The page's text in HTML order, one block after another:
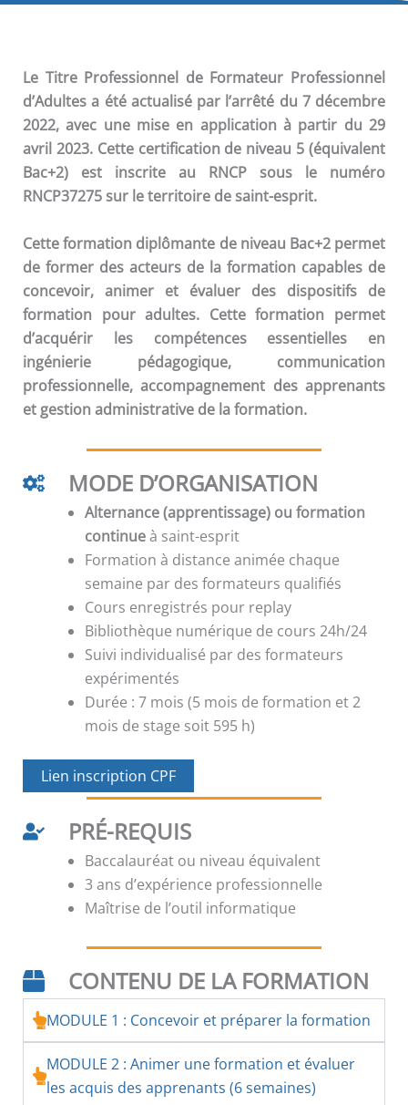
Le Titre Professionnel de Formateur Professionnel
d’Adultes a été actualisé par l’arrêté du 7 décembre
2022, avec une mise en application à partir du 29
avril 2023. Cette certification de niveau 5 (équivalent
Bac+2) est inscrite au RNCP sous le numéro
RNCP37275 sur le territoire de saint-esprit.
Cette formation diplômante de niveau Bac+2 permet
de former des acteurs de la formation capables de
concevoir, animer et évaluer des dispositifs de
formation pour adultes. Cette formation permet
d’acquérir les compétences essentielles en
ingénierie pédagogique, communication
professionnelle, accompagnement des apprenants
et gestion administrative de la formation.
MODE D’ORGANISATION
Alternance (apprentissage) ou formation
continueà saint-esprit
Formation à distance animée chaque
semaine par des formateurs qualifiés
Cours enregistrés pour replay
Bibliothèque numérique de cours 24h/24
Suivi individualisé par des formateurs
expérimentés
Durée : 7 mois (5 mois de formation et 2
mois de stage soit 595 h)
Lien inscription CPF
PRÉ-REQUIS
Baccalauréat ou niveau équivalent
3 ans d’expérience professionnelle
Maîtrise de l’outil informatique
CONTENU DE LA FORMATION
MODULE 1 : Concevoir et préparer la formation
MODULE 2 : Animer une formation et évaluer
les acquis des apprenants (6 semaines)